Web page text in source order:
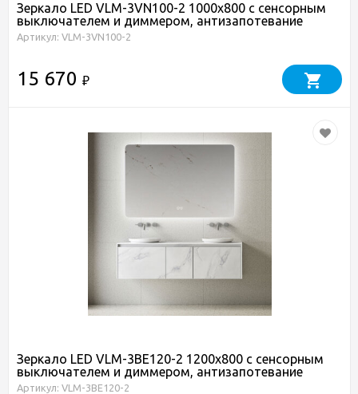
Зеркало LED VLM-3VN100-2 1000х800 c сенсорным
выключателем и диммером, антизапотевание
Артикул: VLM-3VN100-2
15 670 ₽
Зеркало LED VLM-3BE120-2 1200х800 c сенсорным
выключателем и диммером, антизапотевание
Артикул: VLM-3BE120-2